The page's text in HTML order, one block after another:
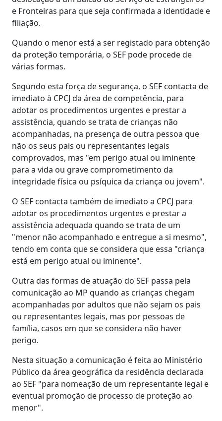
e Fronteiras para que seja confirmada a identidade e
filiação.
Quando o menor está a ser registado para obtenção
da proteção temporária, o SEF pode procede de
várias formas.
Segundo esta força de segurança, o SEF contacta de
imediato à CPCJ da área de competência, para
adotar os procedimentos urgentes e prestar a
assistência, quando se trata de crianças não
acompanhadas, na presença de outra pessoa que
não os seus pais ou representantes legais
comprovados, mas "em perigo atual ou iminente
para a vida ou grave comprometimento da
integridade física ou psíquica da criança ou jovem".
O SEF contacta também de imediato a CPCJ para
adotar os procedimentos urgentes e prestar a
assistência adequada quando se trata de um
"menor não acompanhado e entregue a si mesmo",
tendo em conta que se considera que essa "criança
está em perigo atual ou iminente".
Outra das formas de atuação do SEF passa pela
comunicação ao MP quando as crianças chegam
acompanhadas por adultos que não sejam os pais
ou representantes legais, mas por pessoas de
família, casos em que se considera não haver
perigo.
Nesta situação a comunicação é feita ao Ministério
Público da área geográfica da residência declarada
ao SEF "para nomeação de um representante legal e
eventual promoção de processo de proteção ao
menor".